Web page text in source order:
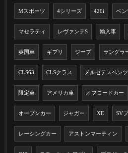
Mスポーツ 4シリーズ 420i ベン
マセラティ レヴァンテS 輸入車
英国車 ギブリ ジープ ラングラ
CLS63 CLSクラス メルセデスベンツ
限定車 アメリカ車 オフロードカー
オープンカー ジャガー XE SV
レーシングカー アストンマーティン